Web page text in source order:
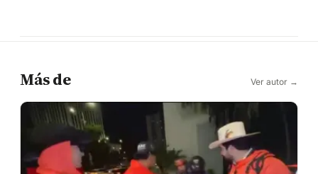
Más de Ver autor →